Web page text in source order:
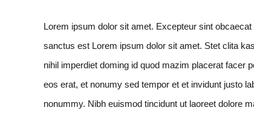
Lorem ipsum dolor sit amet. Excepteur sint
sanctus est Lorem ipsum dolor sit amet. Stet clita
nihil imperdiet doming id quod mazim placerat facer
eos erat, et nonumy sed tempor et et invidunt justo
nonummy. Nibh euismod tincidunt ut laoreet dolore